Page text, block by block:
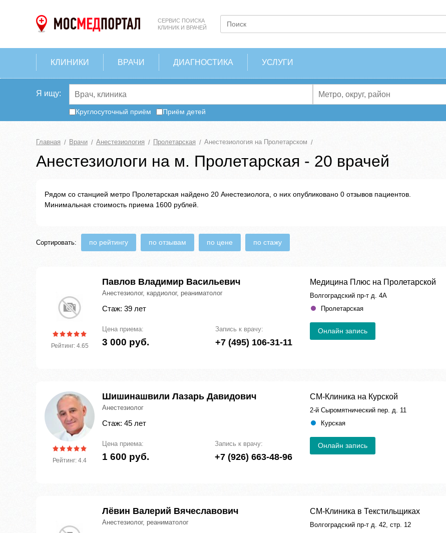
СЕРВИС ПОИСКА
КЛИНИК И ВРАЧЕЙ
КЛИНИКИ ВРАЧИ ДИАГНОСТИКА УСЛУГИ
Я ищу:
Круглосуточный приём Приём детей
Главная Врачи Анестезиология Пролетарская Анестезиология на Пролетарском
Анестезиологи на м. Пролетарская - 20 врачей
Рядом со станцией метро Пролетарская найдено 20 Анестезиолога, о них опубликовано 0 отзывов пациентов.
Минимальная стоимость приема 1600 рублей.
Сортировать: по рейтингу по отзывам по цене по стажу
Рейтинг: 4.65
Павлов Владимир Васильевич
Анестезиолог, кардиолог, реаниматолог
Стаж: 39 лет
Цена приема:
3 000 руб.
Запись к врачу:
+7 (495) 106-31-11
Медицина Плюс на Пролетарской
Волгоградский пр-т д. 4А
Пролетарская
Онлайн запись
Рейтинг: 4.4
Шишинашвили Лазарь Давидович
Анестезиолог
Стаж: 45 лет
Цена приема:
1 600 руб.
Запись к врачу:
+7 (926) 663-48-96
СМ-Клиника на Курской
2-й Сыромятнический пер. д. 11
Курская
Онлайн запись
Лёвин Валерий Вячеславович
Анестезиолог, реаниматолог
СМ-Клиника в Текстильщиках
Волгоградский пр-т д. 42, стр. 12